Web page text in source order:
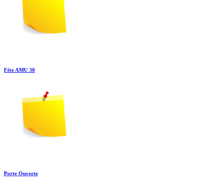
Fête AMU 30
Porte Ouverte